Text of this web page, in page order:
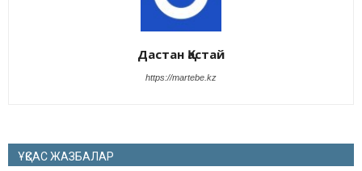
Дастан Қастай
https://martebe.kz
ҰҚСАС ЖАЗБАЛАР